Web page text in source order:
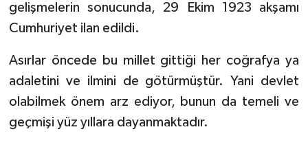
gelişmelerin sonucunda, 29 Ekim 1923 akşamı
Cumhuriyet ilan edildi.
Asırlar öncede bu millet gittiği her coğrafya ya
adaletini ve ilmini de götürmüştür. Yani devlet
olabilmek önem arz ediyor, bunun da temeli ve
geçmişi yüz yıllara dayanmaktadır.